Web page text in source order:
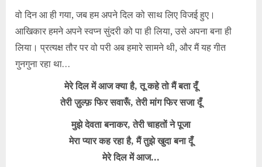
वो दिन आ ही गया, जब हम अपने दिल को साथ लिए विजई हुए।
आखिकार हमने अपने स्वप्न सुंदरी को पा ही लिया, उसे अपना बना ही
लिया। प्रत्यक्ष तौर पर वो परी अब हमारे सामने थी, और मैं यह गीत
गुनगुना रहा था…
मेरे दिल में आज क्या है, तू कहे तो मैं बता दूँ
तेरी ज़ुल्फ़ फिर सवारूँ, तेरी मांग फिर सजा दूँ
मुझे देवता बनाकर, तेरी चाहतों ने पूजा
मेरा प्यार कह रहा है, मैं तुझे खुदा बना दूँ
मेरे दिल में आज…